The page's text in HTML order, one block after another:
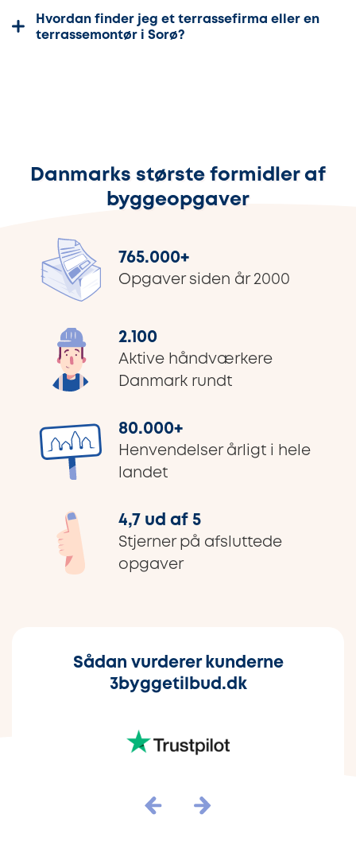
Hvordan finder jeg et terrassefirma eller en
terrassemontør i Sorø?
Danmarks største formidler af
byggeopgaver
765.000+
Opgaver siden år 2000
2.100
Aktive håndværkere
Danmark rundt
80.000+
Henvendelser årligt i hele
landet
4,7 ud af 5
Stjerner på afsluttede
opgaver
Sådan vurderer kunderne
3byggetilbud.dk